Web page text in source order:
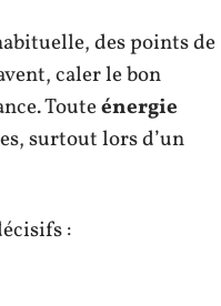
des points de
caler le bon
Touteénergie
surtout lors d’un
: